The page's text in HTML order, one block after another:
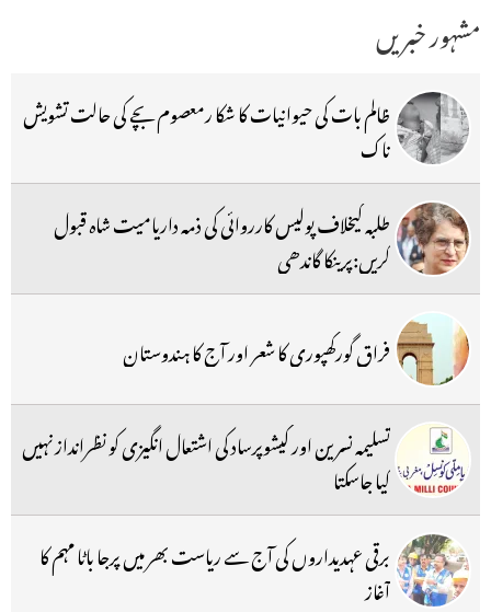
مشہور خبریں
ظالم بات کی حیوانیات کا شکا رمعصوم بچے کی حالت تشویش
ناک
طلبہ کیخلاف پولیس کارروائی کی ذمہ داریامیت شاہ قبول
کریں:پرینکا گاندھی
فراق گورکھپوری کا شعر اور آج کا ہندوستان
تسلیمہ نسرین اور کیشوپرساد کی اشتعال انگیزی کو نظرانداز نہیں
کیا جاسکتا
برقی عہدیداروں کی آج سے ریاست بھر میں پرجا باٹا مہم کا
آغاز